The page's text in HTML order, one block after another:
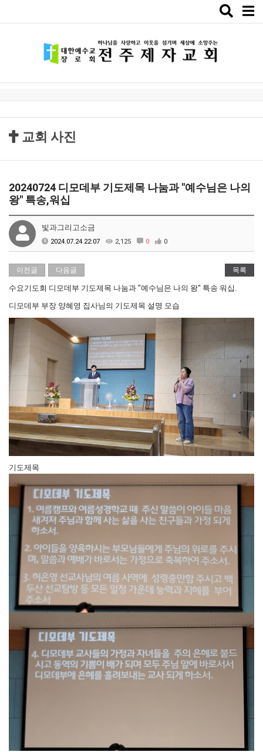
Toggle
교회 사진
20240724 디모데부 기도제목 나눔과 "예수님은 나의
왕" 특송,워십
빛과그리고소금
2024.07.24 22:07 2,125 0 0
이전글 다음글 목록
수요기도회 디모데부 기도제목 나눔과 "예수님은 나의 왕" 특송 워십.
디모데부 부장 양혜영 집사님의 기도제목 설명 모습
기도제목